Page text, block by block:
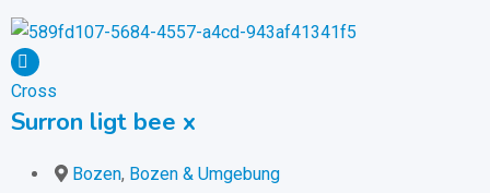
Cross
Surron ligt bee x
Bozen, Bozen & Umgebung